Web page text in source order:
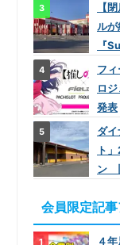
【
ルが
『
フ
ロ
発表
ダ
ト
ン
会員限定記
４